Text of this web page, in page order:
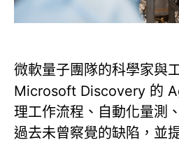
微軟量子團隊的科學家與
Microsoft Discovery 的
理工作流程、自動化量測
過去未曾察覺的缺陷，並